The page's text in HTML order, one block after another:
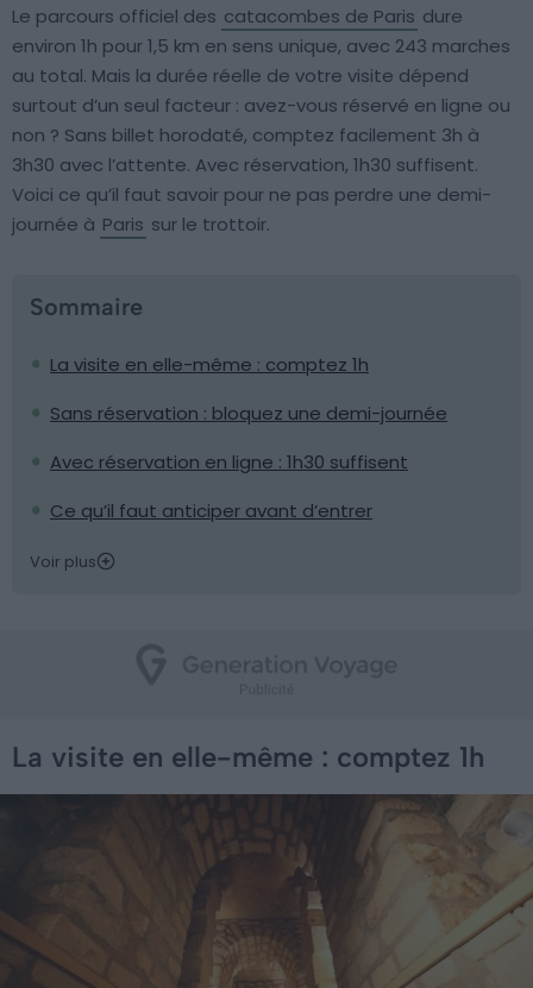
Le parcours officiel des catacombes de Paris dure
environ 1h pour 1,5 km en sens unique, avec 243 marches
au total. Mais la durée réelle de votre visite dépend
surtout d’un seul facteur : avez-vous réservé en ligne ou
non ? Sans billet horodaté, comptez facilement 3h à
3h30 avec l’attente. Avec réservation, 1h30 suffisent.
Voici ce qu’il faut savoir pour ne pas perdre une demi-
journée à Paris sur le trottoir.
Sommaire
La visite en elle-même : comptez 1h
Sans réservation : bloquez une demi-journée
Avec réservation en ligne : 1h30 suffisent
Ce qu’il faut anticiper avant d’entrer
Voir plus
La visite en elle-même : comptez 1h